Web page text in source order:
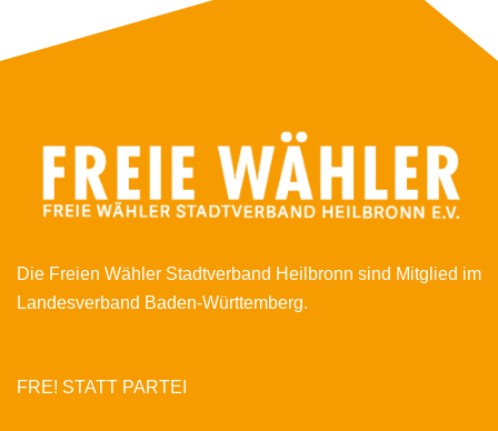
Die Freien Wähler Stadtverband Heilbronn sind Mitglied im
Landesverband Baden-Württemberg.
FRE! STATT PARTEI